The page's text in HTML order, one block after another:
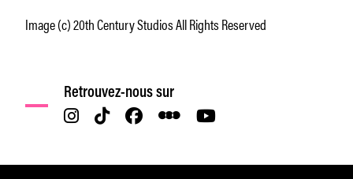
Image (c) 20th Century Studios All Rights Reserved
Retrouvez-nous sur